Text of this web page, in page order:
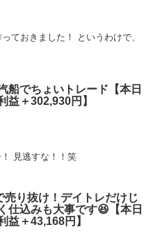
ておきました！ というわけで、
船でちょいトレード【本日
益＋302,930円】
見逃すな！！笑
売り抜け！デイトレだけじ
仕込みも大事です😆【本日
益＋43,168円】